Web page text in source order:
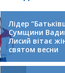
Лідер
Сумщини
Лисий вітає
святом весни